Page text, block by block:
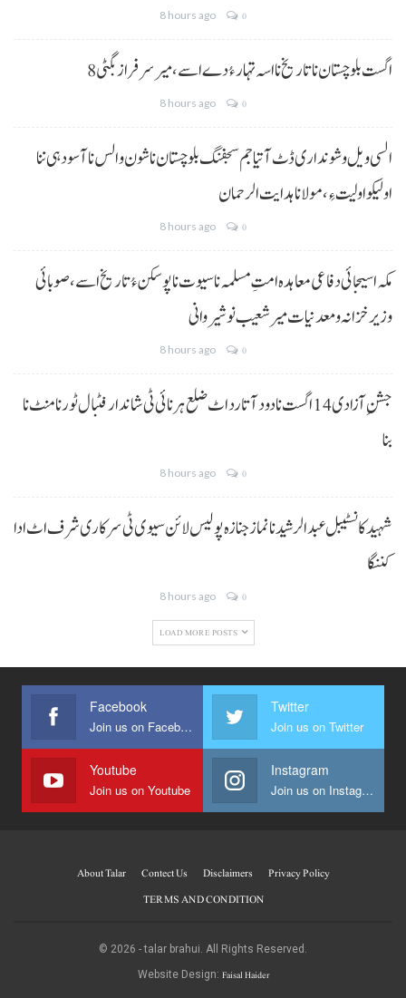
8 hours ago 0
8 اگست بلوچستان نا تاریخ نا اسہ تہار ءُ دے اسے، میرسرفراز بگٹی
8 hours ago 0
السی ویل و شونداری ڈٹ آتیا جم سجفنگ بلوچستان نا شون و الس نا آسودہی ننا
اولیکو اولیت ءِ،مولانا ہدایت الرحمان
8 hours ago 0
مکہ اسیجائی دفاعی معاہدہ امتِ مسلمہ نا سیوت نا پوسکن ءُ تاریخ اسے، صوبائی
وزیر خزانہ و معدنیات میر شعیب نوشیروانی
8 hours ago 0
جشنِ آزادی 14 اگست نا دود آتا رد اٹ ضلع ہرنائی ٹی شاندار فٹبال ٹورنامنٹ نا
بنا
8 hours ago 0
شہید کانسٹیبل عبدالرشید نا نماز جنازہ پولیس لائن سیوی ٹی سرکاری شرف اٹ ادا
کننگا
8 hours ago 0
LOAD MORE POSTS
Facebook
Join us on Facebook
Twitter
Join us on Twitter
Youtube
Join us on Youtube
Instagram
Join us on Instagram
About Talar Contect Us Disclaimers
Privacy Policy
TERMS AND CONDITION
© 2026 - talar brahui. All Rights Reserved.
Website Design: Faisal Haider